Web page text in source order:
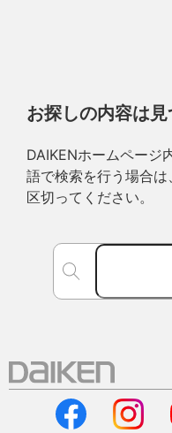
お探しの内容は
DAIKENホームページ
語で検索を行う場合
区切ってください。